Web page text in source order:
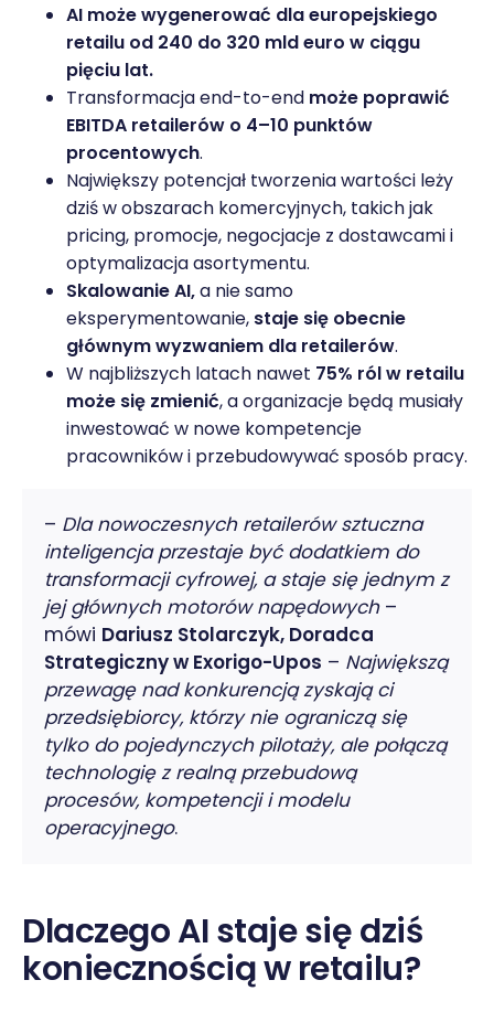
AI może wygenerować dla europejskiego
retailu od 240 do 320 mld euro w ciągu
pięciu lat.
Transformacja end-to-end może poprawić
EBITDA retailerów o 4–10 punktów
procentowych.
Największy potencjał tworzenia wartości leży
dziś w obszarach komercyjnych, takich jak
pricing, promocje, negocjacje z dostawcami i
optymalizacja asortymentu.
Skalowanie AI,a nie samo
eksperymentowanie, staje się obecnie
głównym wyzwaniem dla retailerów.
W najbliższych latach nawet 75% ról w retailu
może się zmienić, a organizacje będą musiały
inwestować w nowe kompetencje
pracowników i przebudowywać sposób pracy.
– Dla nowoczesnych retailerów sztuczna
inteligencja przestaje być dodatkiem do
transformacji cyfrowej, a staje się jednym z
jej głównych motorów napędowych –
mówi Dariusz Stolarczyk, Doradca
Strategiczny w Exorigo-Upos – Największą
przewagę nad konkurencją zyskają ci
przedsiębiorcy, którzy nie ograniczą się
tylko do pojedynczych pilotaży, ale połączą
technologię z realną przebudową
procesów, kompetencji i modelu
operacyjnego.
Dlaczego AI staje się dziś
koniecznością w retailu?